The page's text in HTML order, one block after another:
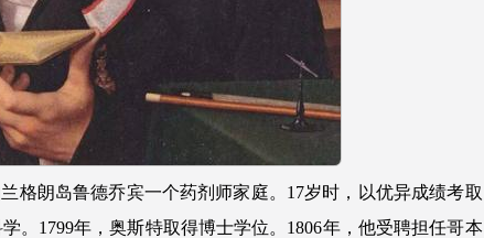
朗岛鲁德乔宾一个药剂师家庭。17岁时，以优异成绩考取
。1799年，奥斯特取得博士学位。1806年，他受聘担任哥本